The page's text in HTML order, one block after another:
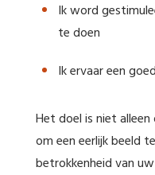
Ik word
te doen
Ik ervaar een
Het doel is niet
om een eerlijk beeld
betrokkenheid van